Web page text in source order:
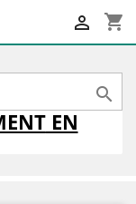
shopping_cart


EN